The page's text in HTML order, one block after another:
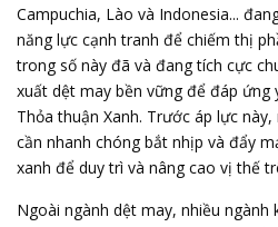
Campuchia, Lào và Indonesia...
năng lực cạnh tranh để chiếm thị
trong số này đã và đang tích cực
xuất dệt may bền vững để đáp ứng
Thỏa thuận Xanh. Trước áp lực
cần nhanh chóng bắt nhịp và đẩy
xanh để duy trì và nâng cao vị thế
Ngoài ngành dệt may, nhiều ngành